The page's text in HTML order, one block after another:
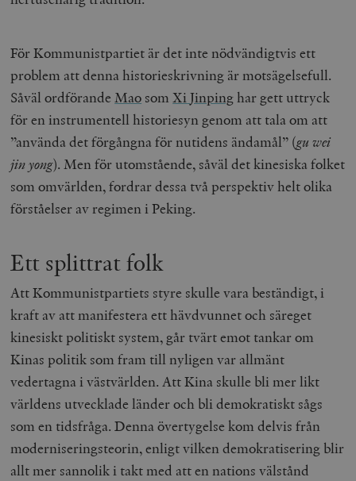
För Kommunistpartiet är det inte nödvändigtvis ett
problem att denna historieskrivning är motsägelsefull.
Såväl ordförandeMao somXiJinpinghar gett uttryck
för en instrumentell historiesyn genom att tala om att
”använda det förgångna för nutidens ändamål” (gu wei
jin yong). Men för utomstående, såväl det kinesiska folket
som omvärlden, fordrar dessa två perspektiv helt olika
förståelser av regimen i Peking.
Ett splittrat folk
Att Kommunistpartiets styre skulle vara beständigt, i
kraft av att manifestera ett hävdvunnet och säreget
kinesiskt politiskt system, går tvärt emot tankar om
Kinas politik som fram till nyligen var allmänt
vedertagna i västvärlden. Att Kina skulle bli mer likt
världens utvecklade länder och bli demokratiskt sågs
som en tidsfråga. Denna övertygelse kom delvis från
moderniseringsteorin, enligt vilken demokratisering blir
allt mer sannolik i takt med att en nations välstånd